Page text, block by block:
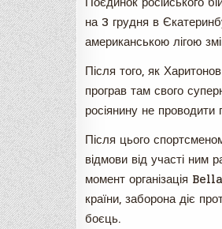
на 3 грудня в
американською лігою
Після того, як
програв там свого
росіянину не
Після цього
відмови від участі ним
момент організація
країни, заборона діє
боєць.